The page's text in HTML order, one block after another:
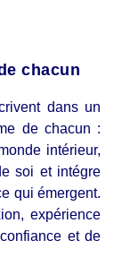
chacun
dans un
de chacun :
intérieur,
soi et intégre
qui émergent.
expérience
et de